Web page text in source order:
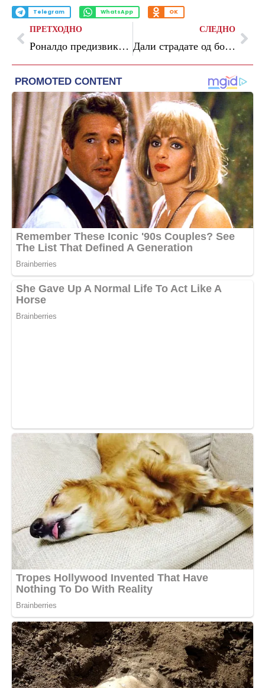
Telegram WhatsApp OK
ПРЕТХОДНО
Роналдо предизвика возбуда со жешки фотографии: „Дали сме сигурни дека има 41 година?“
СЛЕДНО
Дали страдате од болни и испукани петици? Со помош на бабините трикови, тие ќе бидат понегувани од кога било досега